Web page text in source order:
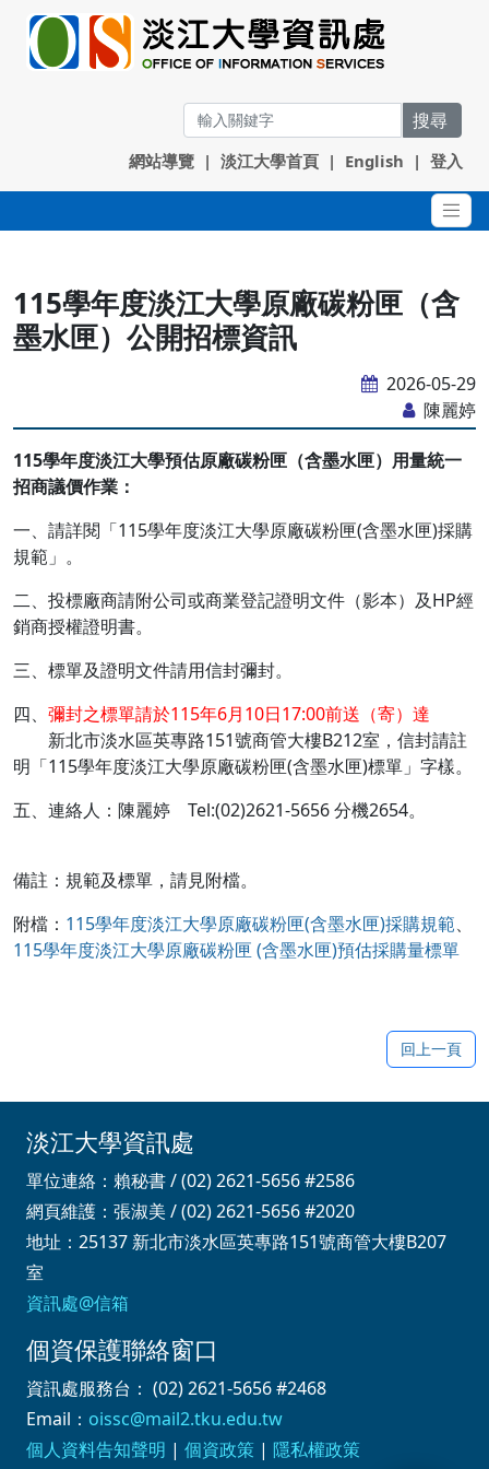
搜尋
網站導覽 | 淡江大學首頁 | English | 登入
115學年度淡江大學原廠碳粉匣（含
墨水匣）公開招標資訊
2026-05-29
陳麗婷
115學年度淡江大學預估原廠碳粉匣（含墨水匣）用量統一
招商議價作業：
一、請詳閱「115學年度淡江大學原廠碳粉匣(含墨水匣)採購
規範」。
二、投標廠商請附公司或商業登記證明文件（影本）及HP經
銷商授權證明書。
三、標單及證明文件請用信封彌封。
四、 彌封之標單請於115年6月10日17:00前送（寄）達
新北市淡水區英專路151號商管大樓B212室，信封請註
明「115學年度淡江大學原廠碳粉匣(含墨水匣)標單」字樣。
五、連絡人：陳麗婷 Tel:(02)2621-5656 分機2654。
備註：規範及標單，請見附檔。
附檔： 115學年度淡江大學原廠碳粉匣(含墨水匣)採購規範、
115學年度淡江大學原廠碳粉匣 (含墨水匣)預估採購量標單
回上一頁
淡江大學資訊處
單位連絡：賴秘書 / (02) 2621-5656 #2586
網頁維護：張淑美 / (02) 2621-5656 #2020
地址：25137 新北市淡水區英專路151號商管大樓B207
室
資訊處@信箱
個資保護聯絡窗口
資訊處服務台： (02) 2621-5656 #2468
Email： oissc@mail2.tku.edu.tw
個人資料告知聲明 | 個資政策 | 隱私權政策